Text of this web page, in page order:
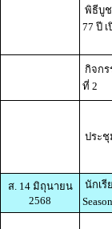
พิธีบู
77 ปี
กิจก
ที่ 2
ประชุ
ส. 14 มิถุนายน
2568
นักเรี